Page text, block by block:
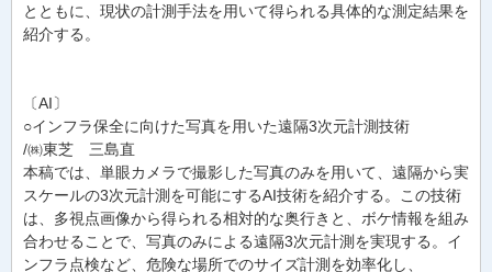
とともに、現状の計測手法を用いて得られる具体的な測定結果を
紹介する。
〔AI〕
○インフラ保全に向けた写真を用いた遠隔3次元計測技術
/㈱東芝 三島直
本稿では、単眼カメラで撮影した写真のみを用いて、遠隔から実
スケールの3次元計測を可能にするAI技術を紹介する。この技術
は、多視点画像から得られる相対的な奥行きと、ボケ情報を組み
合わせることで、写真のみによる遠隔3次元計測を実現する。イ
ンフラ点検など、危険な場所でのサイズ計測を効率化し、